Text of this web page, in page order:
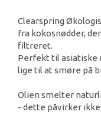
Clearspring
fra kokosnødder,
filtreret.
Perfekt til asiatiske
lige til at smøre på
Olien smelter
- dette påvirker